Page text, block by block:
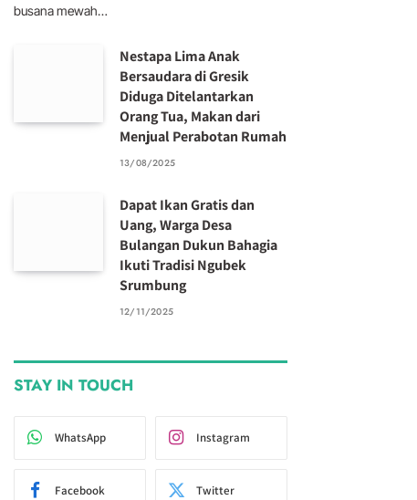
busana mewah…
Nestapa Lima Anak
Bersaudara di Gresik
Diduga Ditelantarkan
Orang Tua, Makan dari
Menjual Perabotan Rumah
13/08/2025
Dapat Ikan Gratis dan
Uang, Warga Desa
Bulangan Dukun Bahagia
Ikuti Tradisi Ngubek
Srumbung
12/11/2025
STAY IN TOUCH
WhatsApp Instagram
Facebook Twitter